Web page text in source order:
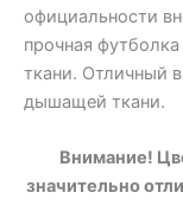
официальности
прочная
ткани. Отличный
дышащей ткани.
Внимание!
значительно